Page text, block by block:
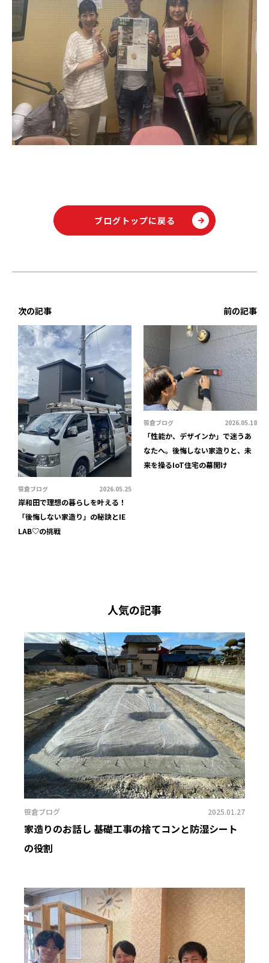
ブログトップに戻る
次の記事
笹倉ブログ 2026.05.25
岸和田で理想の暮らしを叶える！
「後悔しない家造り」の秘訣とIE
LAB♡の挑戦
前の記事
笹倉ブログ 2026.05.18
「性能か、デザインか」で迷うあ
なたへ。後悔しない家造りと、未
来を操るIoT住宅の幕開け
人気の記事
笹倉ブログ 2025.01.27
家造りのお話し 基礎工事の捨てコンと防湿シート
の役割